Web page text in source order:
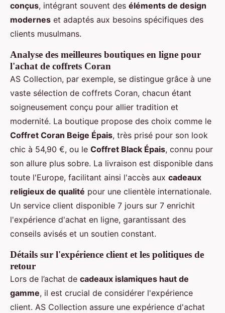
conçus, intégrant souvent des éléments de design
modernes et adaptés aux besoins spécifiques des
clients musulmans.
Analyse des meilleures boutiques en ligne pour
l'achat de coffrets Coran
AS Collection, par exemple, se distingue grâce à une
vaste sélection de coffrets Coran, chacun étant
soigneusement conçu pour allier tradition et
modernité. La boutique propose des choix comme le
Coffret Coran Beige Épais, très prisé pour son look
chic à 54,90 €, ou le Coffret Black Épais, connu pour
son allure plus sobre. La livraison est disponible dans
toute l'Europe, facilitant ainsi l'accès aux cadeaux
religieux de qualité pour une clientèle internationale.
Un service client disponible 7 jours sur 7 enrichit
l'expérience d'achat en ligne, garantissant des
conseils avisés et un soutien constant.
Détails sur l'expérience client et les politiques de
retour
Lors de l’achat de cadeaux islamiques haut de
gamme, il est crucial de considérer l'expérience
client. AS Collection assure une expérience d'achat